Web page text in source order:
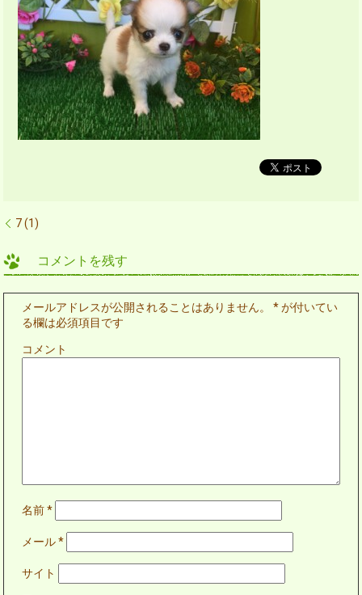
7 (1)
コメントを残す
メールアドレスが公開されることはありません。 *が付いてい
る欄は必須項目です
コメント
名前*
メール*
サイト